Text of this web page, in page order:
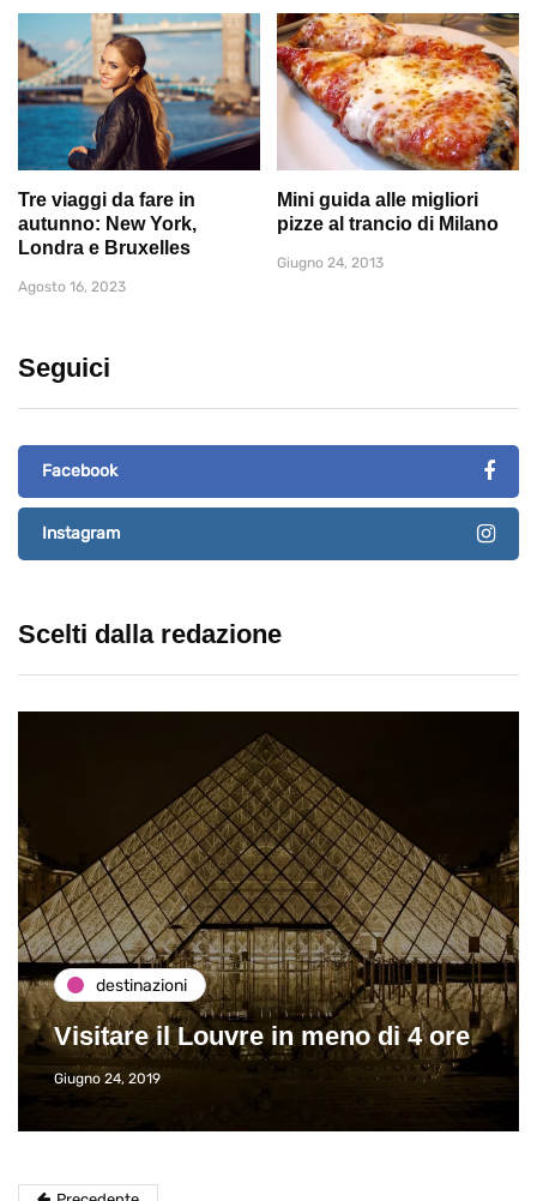
Tre viaggi da fare in
autunno: New York,
Londra e Bruxelles
Agosto 16, 2023
Mini guida alle migliori
pizze al trancio di Milano
Giugno 24, 2013
Seguici
Facebook
Instagram
Scelti dalla redazione
destinazioni
Visitare il Louvre in meno di 4 ore
Giugno 24, 2019